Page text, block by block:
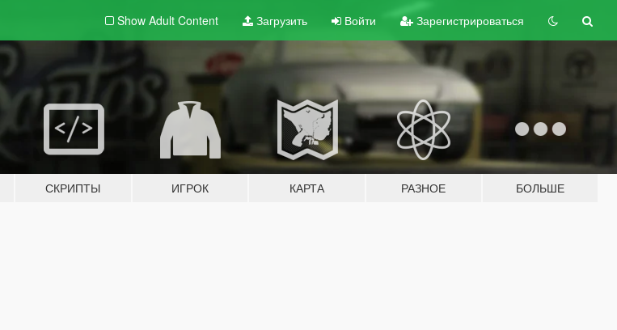
Show Adult Content Загрузить Войти Зарегистрироваться
СКРИПТЫ ИГРОК КАРТА РАЗНОЕ БОЛЬШЕ